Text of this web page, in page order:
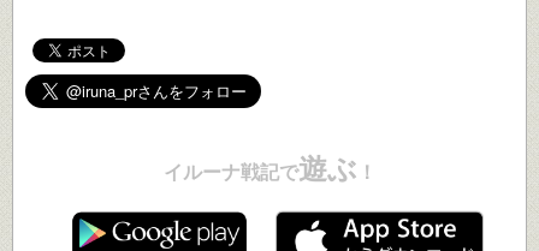
イルーナ戦記で遊ぶ ！